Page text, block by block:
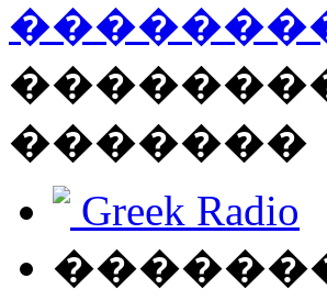
�������
Greek Radio